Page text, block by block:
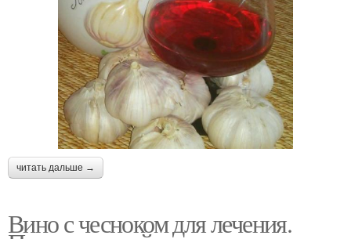
читать дальше →
Вино с чесноком для лечения.